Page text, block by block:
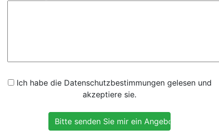
Ich habe die Datenschutzbestimmungen gelesen und
akzeptiere sie.